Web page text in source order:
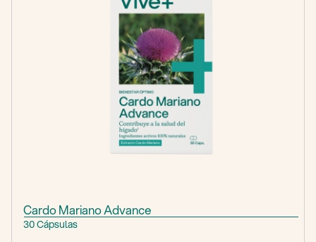
Cardo Mariano Advance
30 Cápsulas